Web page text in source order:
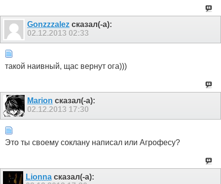
Gonzzzalez сказал(-а):
02.12.2013 02:33
такой наивный, щас вернут ога)))
Marion сказал(-а):
02.12.2013 17:30
Это ты своему соклану написал или Агрофесу?
Lionnaсказал(-а):